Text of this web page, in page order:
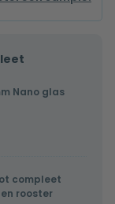
Nano glas
compleet
rooster